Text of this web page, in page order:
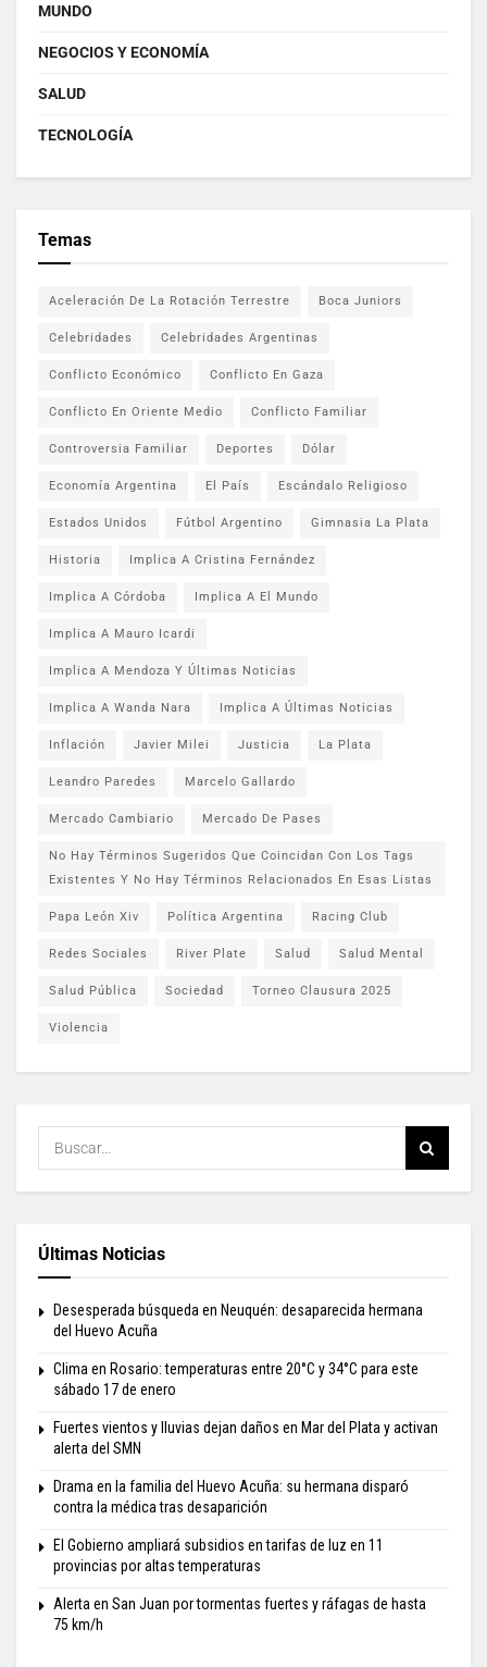
MUNDO
NEGOCIOS Y ECONOMÍA
SALUD
TECNOLOGÍA
Temas
Aceleración De La Rotación Terrestre Boca Juniors
Celebridades Celebridades Argentinas
Conflicto Económico Conflicto En Gaza
Conflicto En Oriente Medio Conflicto Familiar
Controversia Familiar Deportes Dólar
Economía Argentina El País Escándalo Religioso
Estados Unidos Fútbol Argentino Gimnasia La Plata
Historia Implica A Cristina Fernández
Implica A Córdoba Implica A El Mundo
Implica A Mauro Icardi
Implica A Mendoza Y Últimas Noticias
Implica A Wanda Nara Implica A Últimas Noticias
Inflación Javier Milei Justicia La Plata
Leandro Paredes Marcelo Gallardo
Mercado Cambiario Mercado De Pases
No Hay Términos Sugeridos Que Coincidan Con Los Tags
Existentes Y No Hay Términos Relacionados En Esas Listas
Papa León Xiv Política Argentina Racing Club
Redes Sociales River Plate Salud Salud Mental
Salud Pública Sociedad Torneo Clausura 2025
Violencia
Últimas Noticias
Desesperada búsqueda en Neuquén: desaparecida hermana
del Huevo Acuña
Clima en Rosario: temperaturas entre 20°C y 34°C para este
sábado 17 de enero
Fuertes vientos y lluvias dejan daños en Mar del Plata y activan
alerta del SMN
Drama en la familia del Huevo Acuña: su hermana disparó
contra la médica tras desaparición
El Gobierno ampliará subsidios en tarifas de luz en 11
provincias por altas temperaturas
Alerta en San Juan por tormentas fuertes y ráfagas de hasta
75 km/h